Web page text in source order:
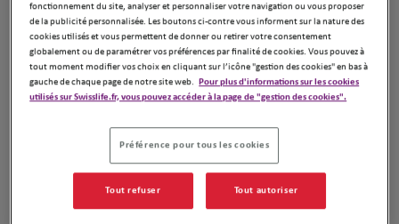
Naviguer Itinéraire
fonctionnement du site, analyser et personnaliser votre navigation ou vous proposer
de la publicité personnalisée. Les boutons ci-contre vous informent sur la nature des
cookies utilisés et vous permettent de donner ou retirer votre consentement
globalement ou de paramétrer vos préférences par finalité de cookies. Vous pouvez à
tout moment modifier vos choix en cliquant sur l’icône "gestion des cookies" en bas à
gauche de chaque page de notre site web. Pour plus d'informations sur les cookies
utilisés sur Swisslife.fr, vous pouvez accéder à la page de "gestion des cookies".
Préférence pour tous les cookies
Tout refuser Tout autoriser